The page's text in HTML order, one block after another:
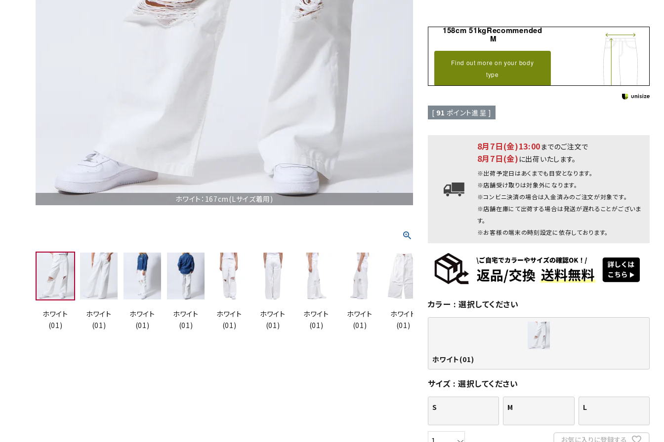
ホワイト：167cm(Lサイズ着用) ホワイト：167cm(Lサイズ着
ホワイト
(01)
ホワイト
(01)
ホワイト
(01)
ホワイト
(01)
ホワイト
(01)
ホワイト
(01)
ホワイト
(01)
ホワイト
(01)
ホワイト
(01)
(01)
158cm 51kgRecommended
M
Find out more on your body
type
[ 91 ポイント進呈 ]
8月7日(金)13:00までのご注文で
8月7日(金) に出荷いたします。
※出荷予定日はあくまでも目安となります。
※店舗受け取りは対象外になります。
※コンビニ決済の場合は入金済みのご注文が対象です。
※店舗在庫にて出荷する場合は発送が遅れることがございま
す。
※お客様の端末の時刻設定に依存しております。
カラー 選択してください
ホワイト(01)
サイズ 選択してください
S M L
お気に入りに登録する